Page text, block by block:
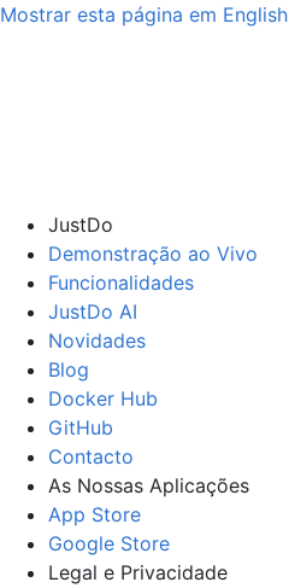
Mostrar esta página em English
JustDo
Demonstração ao Vivo
Funcionalidades
JustDo AI
Novidades
Blog
Docker Hub
GitHub
Contacto
As Nossas Aplicações
App Store
Google Store
Legal e Privacidade